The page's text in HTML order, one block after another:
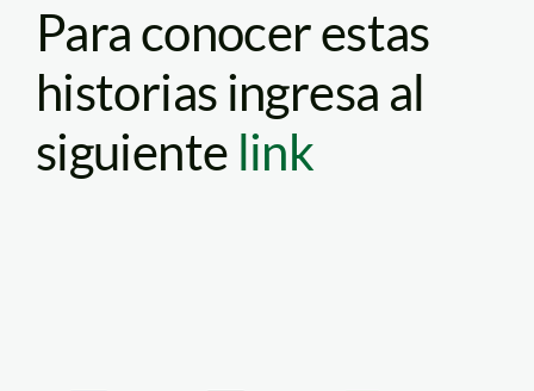
Para conocer estas
historias ingresa al
siguiente link